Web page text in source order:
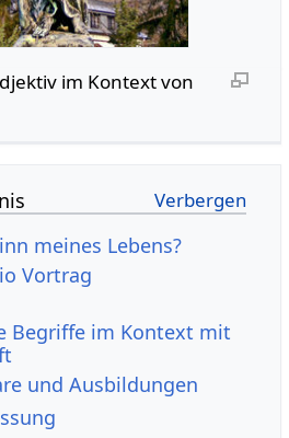
meines Lebens?
Audio Vortrag
Begriffe im Kontext mit
und Ausbildungen